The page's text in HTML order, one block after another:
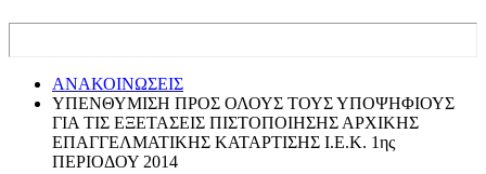
ΑΝΑΚΟΙΝΩΣΕΙΣ
ΥΠΕΝΘΥΜΙΣΗ ΠΡΟΣ ΟΛΟΥΣ ΤΟΥΣ ΥΠΟΨΗΦΙΟΥΣ
ΓΙΑ ΤΙΣ ΕΞΕΤΑΣΕΙΣ ΠΙΣΤΟΠΟΙΗΣΗΣ ΑΡΧΙΚΗΣ
ΕΠΑΓΓΕΛΜΑΤΙΚΗΣ ΚΑΤΑΡΤΙΣΗΣ Ι.Ε.Κ. 1ης
ΠΕΡΙΟΔΟΥ 2014